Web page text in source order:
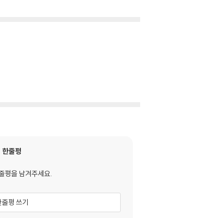
한줄평
평을 남겨주세요.
줄평 쓰기